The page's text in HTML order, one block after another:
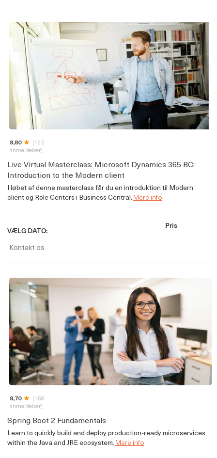
8,80
(125
anmeldelser)
Live Virtual Masterclass: Microsoft Dynamics 365 BC:
Introduction to the Modern client
I løbet af denne masterclass får du en introduktion til Modern
client og Role Centers i Business Central.Mere info
VÆLG DATO:
Kontakt os
Pris
8,70
(159
anmeldelser)
Spring Boot 2 Fundamentals
Learn to quickly build and deploy production-ready microservices
within the Java and JRE ecosystem.Mere info